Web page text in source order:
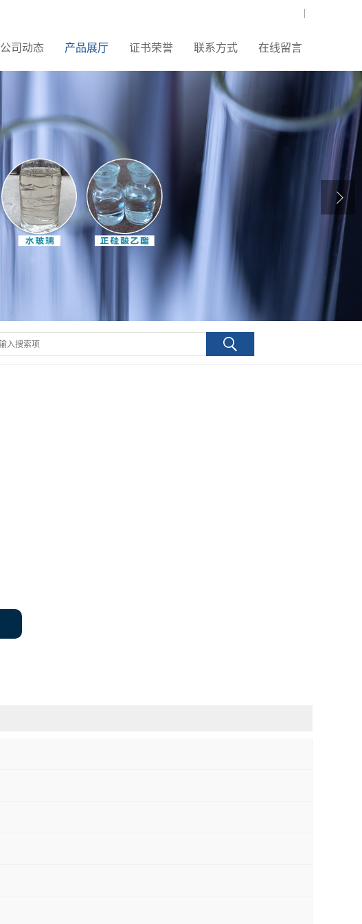
公司动态 产品展厅 证书荣誉 联系方式 在线留言